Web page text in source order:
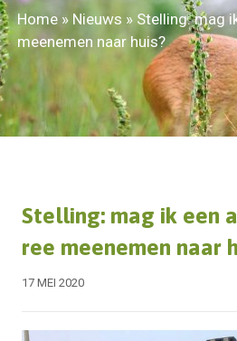
Home» Nieuws » Stelling: mag
meenemen naar huis?
Stelling: mag ik een
ree meenemen naar
17 MEI 2020